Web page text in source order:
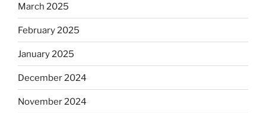
March 2025
February 2025
January 2025
December 2024
November 2024